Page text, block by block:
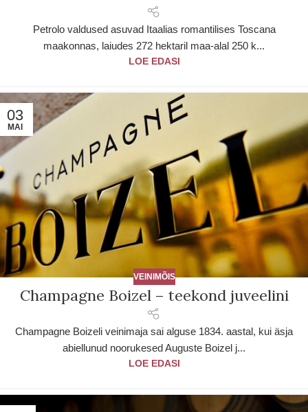
Petrolo valdused asuvad Itaalias romantilises Toscana
maakonnas, laiudes 272 hektaril maa-alal 250 k...
LOE EDASI
03
MAI
VEINIMÕIS
Champagne Boizel – teekond juveelini
Champagne Boizeli veinimaja sai alguse 1834. aastal, kui äsja
abiellunud noorukesed Auguste Boizel j...
LOE EDASI